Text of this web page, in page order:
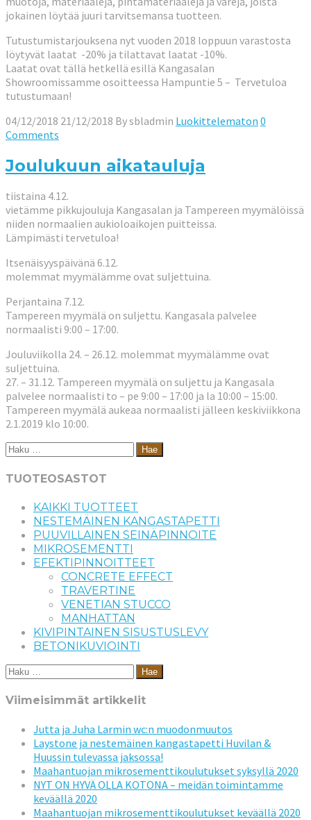
jokainen löytää juuri tarvitsemansa tuotteen.
Tutustumistarjouksena nyt vuoden 2018 loppuun varastosta
löytyvät laatat -20% ja tilattavat laatat -10%.
Laatat ovat tällä hetkellä esillä Kangasalan
Showroomissamme osoitteessa Hampuntie 5 – Tervetuloa
tutustumaan!
04/12/2018 21/12/2018 Bysbladmin Luokittelematon 0
Comments
Joulukuun aikatauluja
tiistaina 4.12.
vietämme pikkujouluja Kangasalan ja Tampereen myymälöissä
niiden normaalien aukioloaikojen puitteissa.
Lämpimästi tervetuloa!
Itsenäisyyspäivänä 6.12.
molemmat myymälämme ovat suljettuina.
Perjantaina 7.12.
Tampereen myymälä on suljettu. Kangasala palvelee
normaalisti 9:00 – 17:00.
Jouluviikolla 24. – 26.12. molemmat myymälämme ovat
suljettuina.
27. – 31.12. Tampereen myymälä on suljettu ja Kangasala
palvelee normaalisti to – pe 9:00 – 17:00 ja la 10:00 – 15:00.
Tampereen myymälä aukeaa normaalisti jälleen keskiviikkona
2.1.2019 klo 10:00.
Haku:
TUOTEOSASTOT
KAIKKI TUOTTEET
NESTEMÄINEN KANGASTAPETTI
PUUVILLAINEN SEINÄPINNOITE
MIKROSEMENTTI
EFEKTIPINNOITTEET
CONCRETE EFFECT
TRAVERTINE
VENETIAN STUCCO
MANHATTAN
KIVIPINTAINEN SISUSTUSLEVY
BETONIKUVIOINTI
Haku:
Viimeisimmät artikkelit
Jutta ja Juha Larmin wc:n muodonmuutos
Laystone ja nestemäinen kangastapetti Huvilan &
Huussin tulevassa jaksossa!
Maahantuojan mikrosementtikoulutukset syksyllä 2020
NYT ON HYVÄ OLLA KOTONA – meidän toimintamme
keväällä 2020
Maahantuojan mikrosementtikoulutukset keväällä 2020